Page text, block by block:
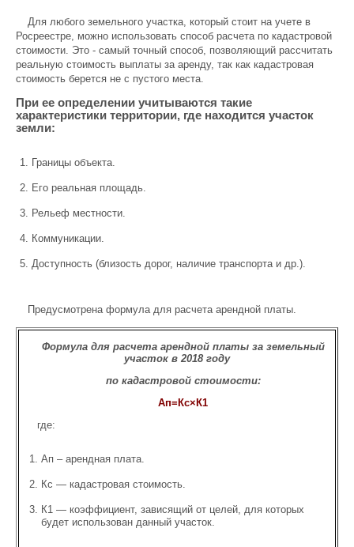
Для любого земельного участка, который стоит на учете в
Росреестре, можно использовать способ расчета по кадастровой
стоимости. Это - самый точный способ, позволяющий рассчитать
реальную стоимость выплаты за аренду, так как кадастровая
стоимость берется не с пустого места.
При ее определении учитываются такие
характеристики территории, где находится участок
земли:
Границы объекта.
Его реальная площадь.
Рельеф местности.
Коммуникации.
Доступность (близость дорог, наличие транспорта и др.).
Предусмотрена формула для расчета арендной платы.
Формула для расчета арендной платы за земельный
участок в 2018 году
по кадастровой стоимости:
Ап=Кс×К1
где:
Ап – арендная плата.
Кс — кадастровая стоимость.
К1 — коэффициент, зависящий от целей, для которых
будет использован данный участок.